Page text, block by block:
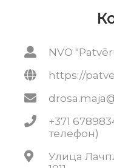
NVO
https://
+371
телефон)
Улица